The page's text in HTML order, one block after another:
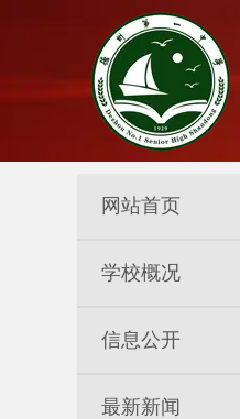
网站首页
学校概况
信息公开
最新新闻